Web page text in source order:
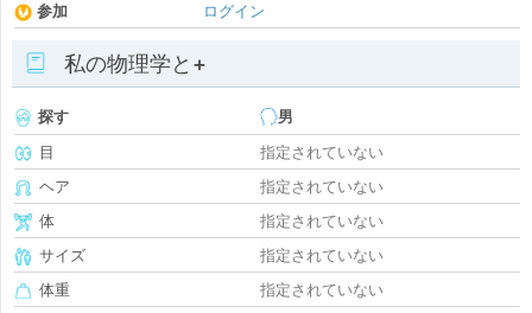
参加
ログイン
私の物理学と+
探す
男
目
指定されていない
ヘア
指定されていない
体
指定されていない
サイズ
指定されていない
体重
指定されていない